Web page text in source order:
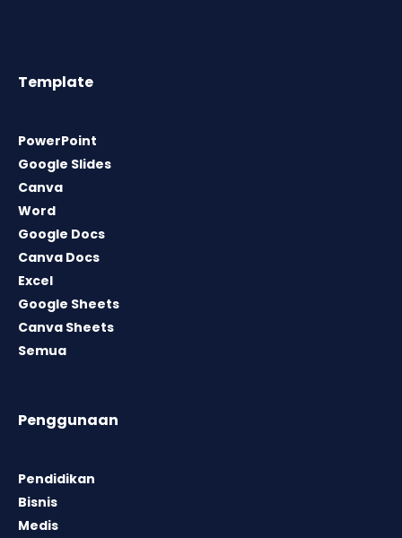
Template
PowerPoint
Google Slides
Canva
Word
Google Docs
Canva Docs
Excel
Google Sheets
Canva Sheets
Semua
Penggunaan
Pendidikan
Bisnis
Medis